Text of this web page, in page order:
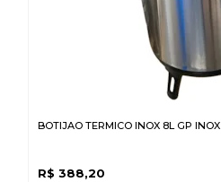
BOTIJAO TERMICO INOX 8L GP INOX
R$ 388,20